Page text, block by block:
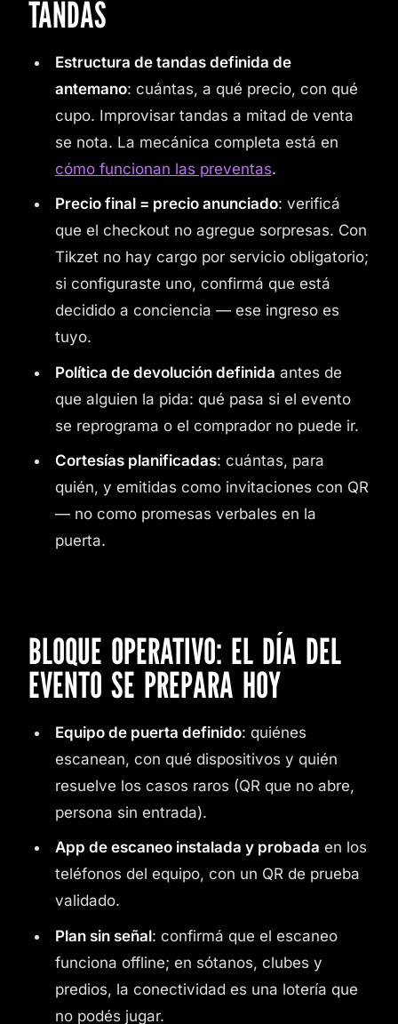
TANDAS
Estructura de tandas definida de
antemano: cuántas, a qué precio, con qué
cupo. Improvisar tandas a mitad de venta
se nota. La mecánica completa está en
cómo funcionan las preventas.
Precio final = precio anunciado: verificá
que el checkout no agregue sorpresas. Con
Tikzet no hay cargo por servicio obligatorio;
si configuraste uno, confirmá que está
decidido a conciencia — ese ingreso es
tuyo.
Política de devolución definida antes de
que alguien la pida: qué pasa si el evento
se reprograma o el comprador no puede ir.
Cortesías planificadas: cuántas, para
quién, y emitidas como invitaciones con QR
— no como promesas verbales en la
puerta.
BLOQUE OPERATIVO: EL DÍA DEL
EVENTO SE PREPARA HOY
Equipo de puerta definido: quiénes
escanean, con qué dispositivos y quién
resuelve los casos raros (QR que no abre,
persona sin entrada).
App de escaneo instalada y probada en los
teléfonos del equipo, con un QR de prueba
validado.
Plan sin señal: confirmá que el escaneo
funciona offline; en sótanos, clubes y
predios, la conectividad es una lotería que
no podés jugar.